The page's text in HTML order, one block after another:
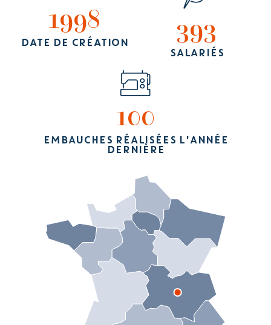
1998
DATE DE CRÉATION 393
SALARIÉS
100
EMBAUCHES RÉALISÉES L'ANNÉE
DERNIÈRE